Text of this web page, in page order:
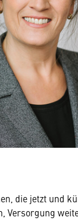
die jetzt und
Versorgung